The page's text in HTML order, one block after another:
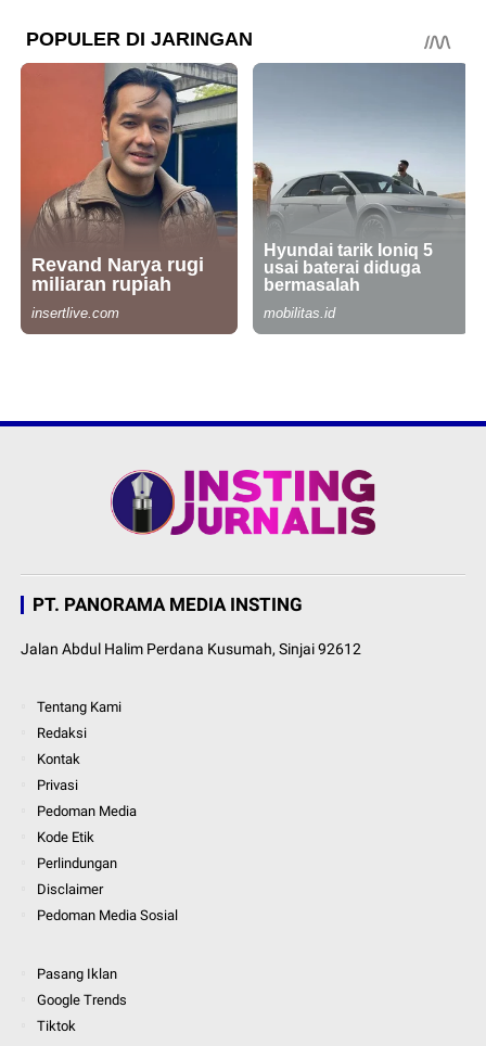
PT. PANORAMA MEDIA INSTING
Jalan Abdul Halim Perdana Kusumah, Sinjai 92612
Tentang Kami
Redaksi
Kontak
Privasi
Pedoman Media
Kode Etik
Perlindungan
Disclaimer
Pedoman Media Sosial
Pasang Iklan
Google Trends
Tiktok